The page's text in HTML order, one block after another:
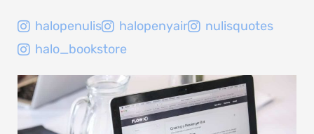
halopenulis halopenyair
nulisquotes
halo_bookstore